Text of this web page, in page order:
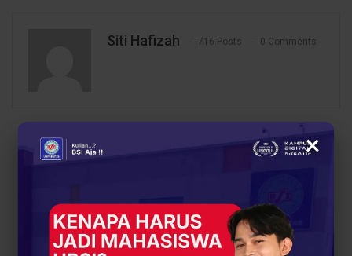
Siti Hafizah 716 Posts 0 Comments
PREV POST
Menguasai Struktur
Informatika
NEXT POST
UBSI Hadir di Hari Jadi
& Info Beasiswa untuk
Warga
×